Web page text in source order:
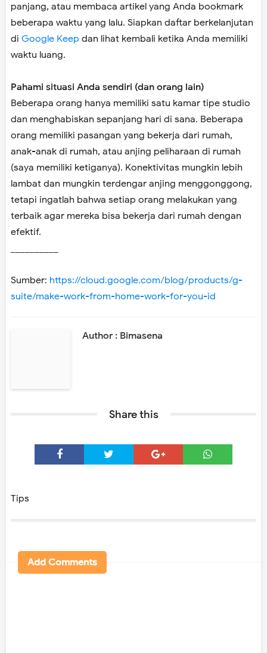
panjang, atau membaca artikel yang Anda bookmark
beberapa waktu yang lalu. Siapkan daftar berkelanjutan
di Google Keep dan lihat kembali ketika Anda memiliki
waktu luang.
Pahami situasi Anda sendiri (dan orang lain)
Beberapa orang hanya memiliki satu kamar tipe studio
dan menghabiskan sepanjang hari di sana. Beberapa
orang memiliki pasangan yang bekerja dari rumah,
anak-anak di rumah, atau anjing peliharaan di rumah
(saya memiliki ketiganya). Konektivitas mungkin lebih
lambat dan mungkin terdengar anjing menggonggong,
tetapi ingatlah bahwa setiap orang melakukan yang
terbaik agar mereka bisa bekerja dari rumah dengan
efektif.
Sumber: https://cloud.google.com/blog/products/g-
suite/make-work-from-home-work-for-you-id
Author : Bimasena
Share this
Tips
Add Comments